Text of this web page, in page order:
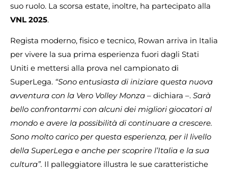
suo ruolo. La scorsa estate, inoltre, ha partecipato alla
VNL 2025.
Regista moderno, fisico e tecnico, Rowan arriva in Italia
per vivere la sua prima esperienza fuori dagli Stati
Uniti e mettersi alla prova nel campionato di
SuperLega. “Sono entusiasta di iniziare questa nuova
avventura con la Vero Volley Monza – dichiara –. Sarà
bello confrontarmi con alcuni dei migliori giocatori al
mondo e avere la possibilità di continuare a crescere.
Sono molto carico per questa esperienza, per il livello
della SuperLega e anche per scoprire l’Italia e la sua
cultura”. Il palleggiatore illustra le sue caratteristiche